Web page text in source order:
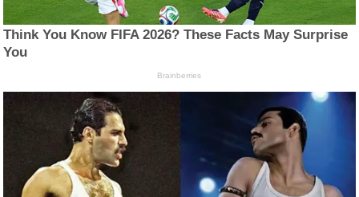
Think You Know FIFA 2026? These Facts May Surprise
You
Brainberries